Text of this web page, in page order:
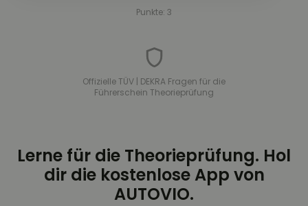
Punkte: 3
Offizielle TÜV | DEKRA Fragen für die
Führerschein Theorieprüfung
Lerne für die Theorieprüfung. Hol
dir die kostenlose App von
AUTOVIO.